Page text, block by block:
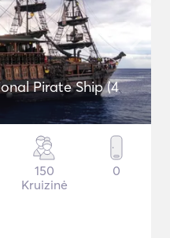
Pirate Ship (4
150
Kruizinė
0